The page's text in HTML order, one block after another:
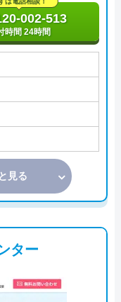
002-513
時間 24時間
見る
ター